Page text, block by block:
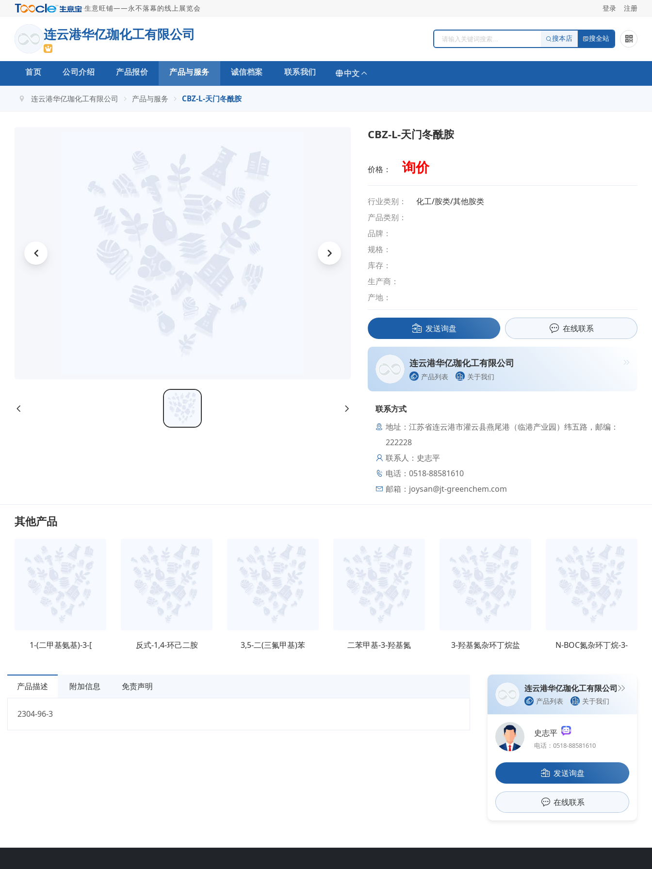
·生意旺铺——永不落幕的线上展览会 登录 注册
连云港华亿珈化工有限公司 搜本店 搜全站
首页 公司介绍 产品报价 产品与服务 诚信档案 联系我们 中文
连云港华亿珈化工有限公司 产品与服务 CBZ-L-天门冬酰胺
CBZ-L-天门冬酰胺
价格： 询价
行业类别：
化工/胺类/其他胺类
产品类别：
品牌：
规格：
库存：
生产商：
产地：
发送询盘 在线联系
连云港华亿珈化工有限公司
产品列表 关于我们
联系方式
地址：江苏省连云港市灌云县燕尾港（临港产业园）纬五路，邮编：
222228
联系人：史志平
电话：0518-88581610
邮箱： joysan@jt-greenchem.com
其他产品
1-(二甲基氨基)-3-[ 反式-1,4-环己二胺 3,5-二(三氟甲基)苯 二苯甲基-3-羟基氮 3-羟基氮杂环丁烷盐 N-BOC氮杂环丁烷-3-
产品描述 附加信息 免责声明
2304-96-3
连云港华亿珈化工有限公司
产品列表 关于我们
史志平
电话：0518-88581610
发送询盘
在线联系